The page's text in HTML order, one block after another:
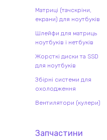
Матриці (тачскріни,
екрани) для ноутбуків
Шлейфи для матриць
ноутбуків і нетбуків
Жорсткі диски та SSD
для ноутбуків
Збірні системи для
охолодження
Вентилятори (кулери)
Запчастини